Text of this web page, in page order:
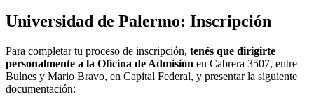
Universidad de Palermo: Inscripción
Para completar tu proceso de inscripción, tenés que dirigirte
personalmente a la Oficina de Admisión en Cabrera 3507, entre
Bulnes y Mario Bravo, en Capital Federal, y presentar la siguiente
documentación: